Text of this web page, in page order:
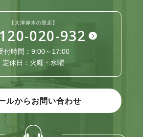
【大津仰木の里店】
020-932
付時間：9:00～17:00
定休日：火曜・水曜
ルからお問い合わせ